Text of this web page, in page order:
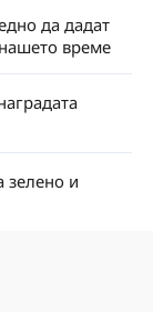
да дадат
време
и